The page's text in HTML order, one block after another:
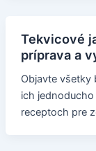
Tekvicové
príprava a
Objavte všetky
ich
receptoch pre